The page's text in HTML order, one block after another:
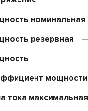
номинальная
резервная
мощности
тока максимальная